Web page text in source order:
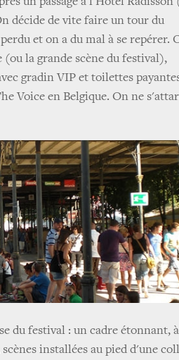
décide de vite faire un tour du
et on a du mal à se repérer.
la grande scène du festival),
gradin VIP et toilettes
Voice en Belgique. On ne
du festival : un cadre étonnant, à
installées au pied d'une